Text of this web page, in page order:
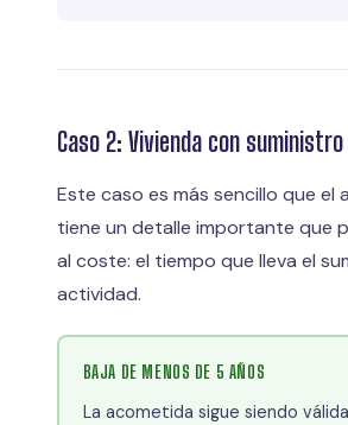
Caso 2: Vivienda con
Este caso es más sencillo que el
tiene un detalle importante que
al coste: el tiempo que lleva el
actividad.
BAJA DE MENOS DE 5 AÑOS
La acometida sigue siendo